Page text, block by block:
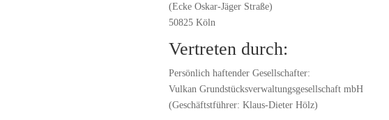
(Ecke Oskar-Jäger Straße)
50825 Köln
Vertreten durch:
Persönlich haftender Gesellschafter:
Vulkan Grundstücksverwaltungsgesellschaft mbH
(Geschäftstführer: Klaus-Dieter Hölz)